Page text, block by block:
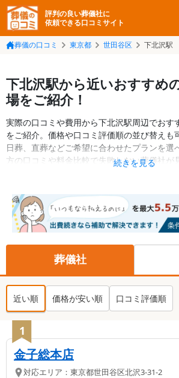
評判の良い葬儀社に
依頼できる口コミサイト
葬儀の口コミ 東京都 世田谷区 下北沢駅
下北沢駅から近いおすすめ
場をご紹介！
実際の口コミや費用から下北沢駅周辺でおす
をご紹介。価格や口コミ評価順の並び替えも
日葬、直葬などご希望に合わせたプランを選
方の口コミや料金比較で失敗しない葬儀社が
情報も掲載しています。24時間の相談受付
能です。
続きを見る
葬儀社
近い順 価格が安い順 口コミ評価順
1
金子総本店
対応エリア： 東京都世田谷区北沢3-31-2